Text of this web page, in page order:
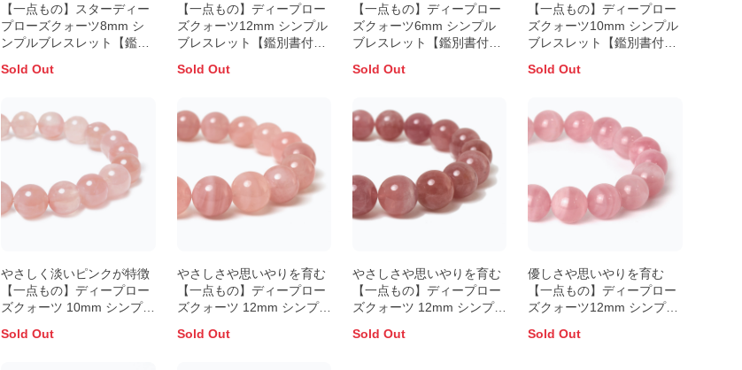
【一点もの】スターディー
プローズクォーツ8mm シ
ンプルブレスレット【鑑別
Sold Out
【一点もの】ディープロー
ズクォーツ12mm シンプル
ブレスレット【鑑別書付
Sold Out
【一点もの】ディープロー
ズクォーツ6mm シンプル
ブレスレット【鑑別書付
Sold Out
【一点もの】ディープロー
ズクォーツ10mm シンプル
ブレスレット【鑑別書付
Sold Out
やさしく淡いピンクが特徴
【一点もの】ディープロー
ズクォーツ 10mm シンプル
き】
Sold Out
やさしさや思いやりを育む
【一点もの】ディープロー
ズクォーツ 12mm シンプル
Sold Out
やさしさや思いやりを育む
【一点もの】ディープロー
ズクォーツ 12mm シンプル
Sold Out
優しさや思いやりを育む
【一点もの】ディープロー
ズクォーツ12mm シンプル
Sold Out